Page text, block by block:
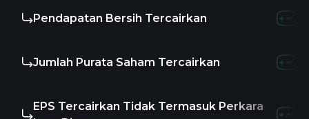
Pendapatan Bersih Tercairkan
Jumlah Purata Saham Tercairkan
EPS Tercairkan Tidak Termasuk Perkara